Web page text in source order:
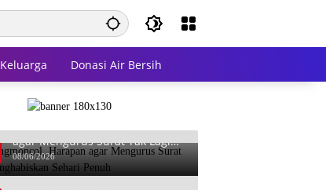
Keluarga Donasi Air Bersih
agar Mengurus Surat Tak Lagi
Menghabiskan Sehari Penuh
08/06/2026